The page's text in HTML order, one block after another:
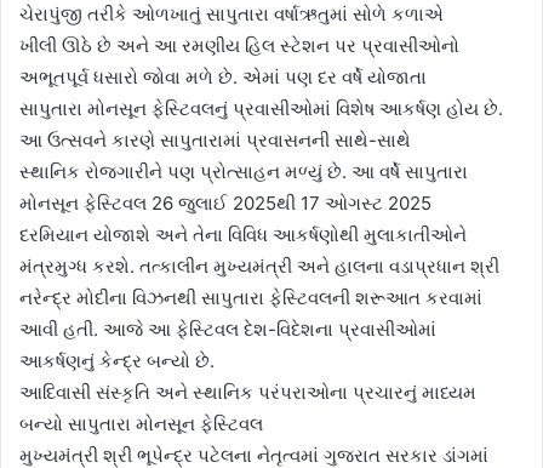
ચેરાપુંજી તરીકે ઓળખાતું સાપુતારા વર્ષાઋતુમાં સોળે કળાએ
ખીલી ઊઠે છે અને આ રમણીય હિલ સ્ટેશન પર પ્રવાસીઓનો
અભૂતપૂર્વ ધસારો જોવા મળે છે. એમાં પણ દર વર્ષે યોજાતા
સાપુતારા મોનસૂન ફેસ્ટિવલનું પ્રવાસીઓમાં વિશેષ આકર્ષણ હોય છે.
આ ઉત્સવને કારણે સાપુતારામાં પ્રવાસનની સાથે-સાથે
સ્થાનિક રોજગારીને પણ પ્રોત્સાહન મળ્યું છે. આ વર્ષે સાપુતારા
મોનસૂન ફેસ્ટિવલ 26 જુલાઈ 2025થી 17 ઓગસ્ટ 2025
દરમિયાન યોજાશે અને તેના વિવિધ આકર્ષણોથી મુલાકાતીઓને
મંત્રમુગ્ધ કરશે. તત્કાલીન મુખ્યમંત્રી અને હાલના વડાપ્રધાન શ્રી
નરેન્દ્ર મોદીના વિઝનથી સાપુતારા ફેસ્ટિવલની શરૂઆત કરવામાં
આવી હતી. આજે આ ફેસ્ટિવલ દેશ-વિદેશના પ્રવાસીઓમાં
આકર્ષણનું કેન્દ્ર બન્યો છે.
આદિવાસી સંસ્કૃતિ અને સ્થાનિક પરંપરાઓના પ્રચારનું માધ્યમ
બન્યો સાપુતારા મોનસૂન ફેસ્ટિવલ
મુખ્યમંત્રી શ્રી ભૂપેન્દ્ર પટેલના નેતૃત્વમાં ગુજરાત સરકાર ડાંગમાં